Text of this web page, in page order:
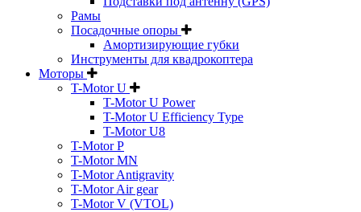
Рамы
Посадочные опоры
Амортизирующие губки
Инструменты для квадрокоптера
Моторы
T-Motor U
T-Motor U Power
T-Motor U Efficiency Type
T-Motor U8
T-Motor P
T-Motor MN
T-Motor Antigravity
T-Motor Air gear
T-Motor V (VTOL)